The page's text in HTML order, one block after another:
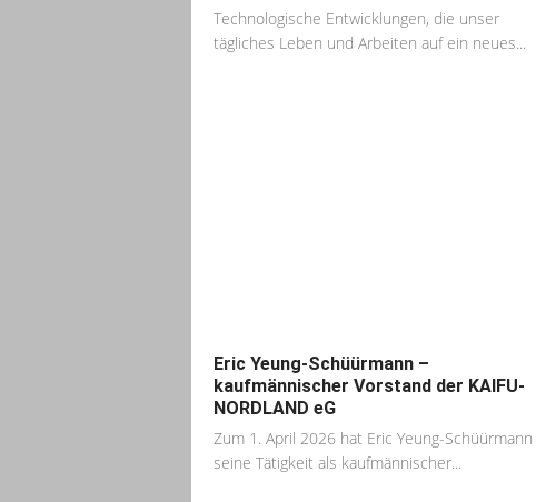
Technologische Entwicklungen, die unser
tägliches Leben und Arbeiten auf ein neues...
Eric Yeung-Schüürmann –
kaufmännischer Vorstand der KAIFU-
NORDLAND eG
Zum 1. April 2026 hat Eric Yeung-Schüürmann
seine Tätigkeit als kaufmännischer...